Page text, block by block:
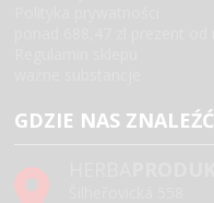
GDZIE NAS ZNALEŹĆ